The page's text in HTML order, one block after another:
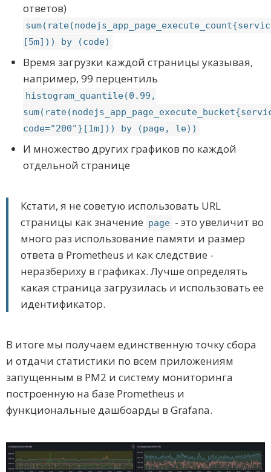
ответов)
[5m])) by (code)
Время загрузки каждой страницы указывая,
например, 99 перцентиль
histogram_quantile(0.99,
code="200"}[1m])) by (page, le))
И множество других графиков по каждой
отдельной странице
Кстати, я не советую использовать URL
страницы как значение page - это увеличит во
много раз использование памяти и размер
ответа в Prometheus и как следствие -
неразбериху в графиках. Лучше определять
какая страница загрузилась и использовать ее
идентификатор.
В итоге мы получаем единственную точку сбора
и отдачи статистики по всем приложениям
запущенным в PM2 и систему мониторинга
построенную на базе Prometheus и
функциональные дашбоарды в Grafana.